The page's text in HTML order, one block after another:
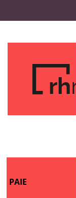
rh
PAIE